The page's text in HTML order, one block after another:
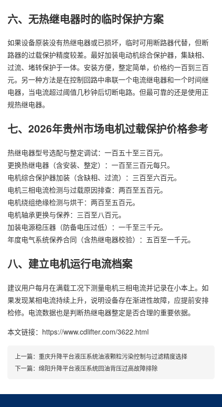
六、无热继电器时的临时保护方案
如果设备原装没有热继电器或已损坏，临时可用断路器代替，但断
路器的过载保护精度较差。最好加装电动机综合保护器，集缺相、
过流、堵转保护于一体。安装方便，整定简单，价格约一百到三百
元。另一种方法是在控制回路中串联一个电流继电器和一个时间继
电器，当电流超过阈值几秒钟后切断电路。但最可靠的还是使用正
规热继电器。
七、2026年贵州市场电机过载保护价格参考
热继电器型号选配与整定调试：一百五十至三百元。
更换热继电器（含安装、整定）：一百至三百元每只。
电机综合保护器加装（含缺相、过流）：三百至六百元。
电机三相电流检测与过载原因排查：两百至五百元。
电机绕组绝缘检测与烘干：两百至五百元。
电机轴承更换与保养：三百至八百元。
加装电源稳压器（防备电压过低）：一千至三千元。
年度电气系统保养合同（含热继电器校验）：五百至一千元。
八、建立电机运行电流档案
建议用户每月在满载工况下测量电机三相电流并记录在小本上。如
果发现某相电流持续上升，说明设备存在渐进性故障，应提前安排
检修。电流数据也是判断热继电器整定是否合理的重要依据。
本文链接：https://www.cdlifter.com/3622.html
上一篇： 重庆升降平台液压系统油液颗粒污染控制与过滤精度选择
下一篇： 绵阳升降平台液压系统回油背压过高故障排除